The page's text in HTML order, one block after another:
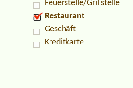
Feuerstelle/Grillstelle
Restaurant
Geschäft
Kreditkarte